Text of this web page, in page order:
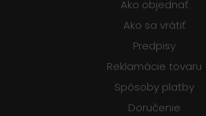
Ako objednať
Ako sa vrátiť
Predpisy
Reklamácie tovaru
Spôsoby platby
Doručenie